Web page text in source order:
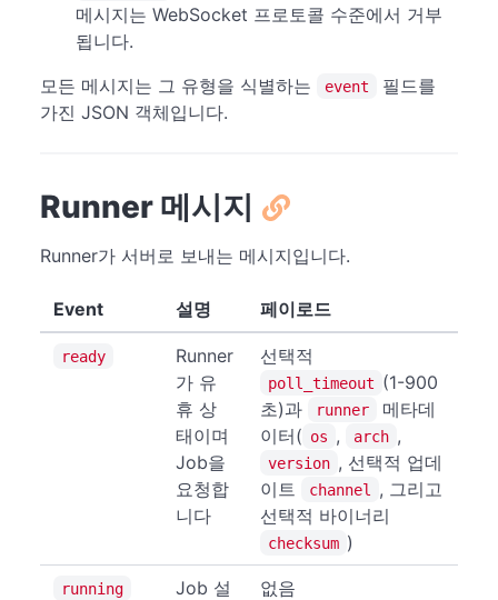
메시지는 WebSocket 프로토콜 수준에서 거부
됩니다.
모든 메시지는 그 유형을 식별하는
event
필드를
가진 JSON 객체입니다.
Runner 메시지
Runner가 서버로 보내는 메시지입니다.
Event 설명 페이로드
ready
Runner
가 유
휴 상
태이며
Job을
요청합
니다
선택적
poll_timeout (1-900
초)과
runner
메타데
이터( os , arch ,
version , 선택적 업데
이트
channel
, 그리고
선택적 바이너리
checksum )
running
Job 설
없음